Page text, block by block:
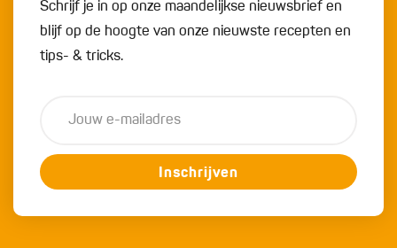
Schrijf je in op onze maandelijkse nieuwsbrief en
blijf op de hoogte van onze nieuwste recepten en
tips- & tricks.
Inschrijven